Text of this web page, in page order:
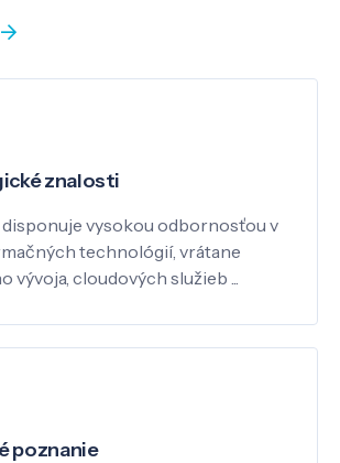
znalosti
vysokou odbornosťou v
technológií, vrátane
vývoja, cloudových služieb ...
poznanie